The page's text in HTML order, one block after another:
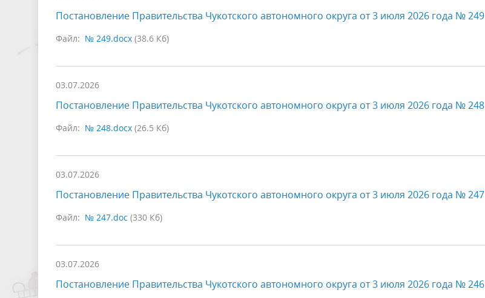
Постановление Правительства Чукотского автономного округа от 3 июля 2026 года № 249
Файл: № 249.docx (38.6 Кб)
03.07.2026
Постановление Правительства Чукотского автономного округа от 3 июля 2026 года № 248
Файл: № 248.docx (26.5 Кб)
03.07.2026
Постановление Правительства Чукотского автономного округа от 3 июля 2026 года № 247
Файл: № 247.doc (330 Кб)
03.07.2026
Постановление Правительства Чукотского автономного округа от 3 июля 2026 года № 246